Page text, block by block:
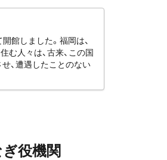
館しました。福岡は、
人々は、古来、この国
、遭遇したことのない
役機関